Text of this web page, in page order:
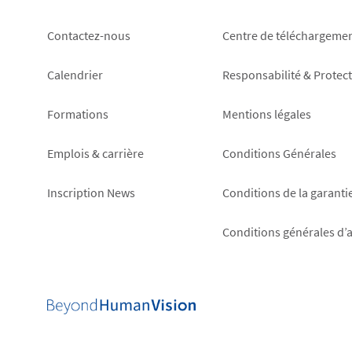
Footer
left
Contactez-nous
Calendrier
Formations
Emplois & carrière
Inscription News
Footer
right
Centre de
Responsabilité &
Mentions légales
Conditions Générales
Conditions de la
Conditions générales